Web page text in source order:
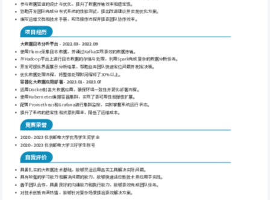
参与数据管道的设计与优化，提升了数据传输效率和稳定性。
协助开发团队完成分布式系统的性能测试，提出改进建议并实施优化方案。
编写运维文档和技术手册，规范操作流程并提高团队协作效率。
项目经历
大数据日志分析平台 - 2022.03 - 2022.09
使用Flume采集日志数据，并通过Kafka实现高效的数据传输。
在Hadoop平台上进行日志数据的存储与处理，利用Spark完成复杂的数据分析任务。
开发可视化界面展示分析结果，帮助业务团队快速定位问题并制定决策。
优化数据处理流程，将整体处理时间缩短了30%以上。
容器化大数据应用部署 - 2023.01 - 2023.07
运用Docker封装大数据应用，确保环境一致性并简化部署流程。
使用Kubernetes编排容器集群，实现了高可用性和弹性扩展。
配置Prometheus和Grafana进行集群监控，实时掌握系统运行状态。
提升了系统的稳定性和资源利用率，降低了运维成本。
竞赛荣誉
2020 - 2023 北京邮电大学优秀学生奖学金
2020 - 2023 北京邮电大学三好学生称号
自我评价
具备扎实的大数据技术基础，能够灵活运用各类工具解决实际问题。
具有较强的学习能力和解决问题的能力，能够快速适应新技术并应用于实践。
善于团队合作，具备良好的沟通能力和执行能力，能够高效完成团队任务。
对技术创新充满热情，能够针对复杂场景提出高效解决方案。